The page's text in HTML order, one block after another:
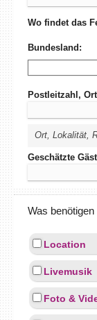
Wo findet das
Bundesland:
Postleitzahl,
Ort, Lokalität,
Geschätzte
Was
Location
Livemusik
Foto &